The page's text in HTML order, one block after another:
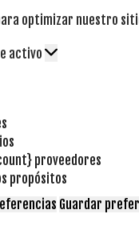
optimizar nuestro
activo
proveedores
propósitos
Guardar